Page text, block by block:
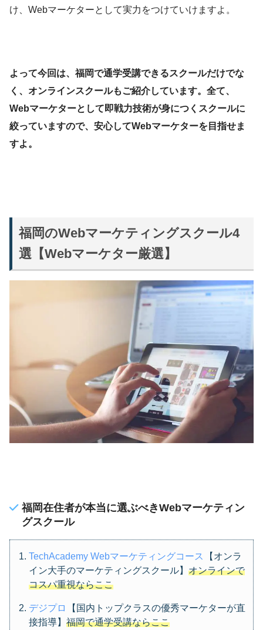
け、Webマーケターとして実力をつけていけますよ。
よって今回は、福岡で通学受講できるスクールだけでな
く、オンラインスクールもご紹介しています。 全て、
Webマーケターとして即戦力技術が身につくスクールに
絞っていますので、安心してWebマーケターを目指せま
すよ。
福岡のWebマーケティングスクール4
選【Webマーケター厳選】
福岡在住者が本当に選ぶべきWebマーケティン
グスクール
TechAcademy Webマーケティングコース
【オンラ
イン大手のマーケティングスクール】 オンラインで
コスパ重視ならここ
デジプロ
【国内トップクラスの優秀マーケターが直
接指導】 福岡で通学受講ならここ